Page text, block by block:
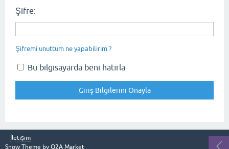
Şifre:
Şifremi unuttum ne yapabilirim ?
Bu bilgisayarda beni hatırla
İletişim
Snow Theme by Q2A Market